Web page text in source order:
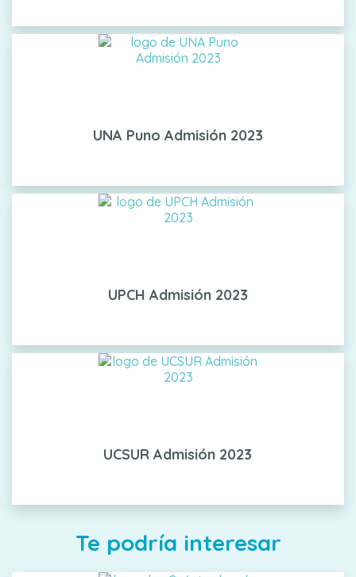
UNA Puno Admisión 2023
UPCH Admisión 2023
UCSUR Admisión 2023
Te podría interesar